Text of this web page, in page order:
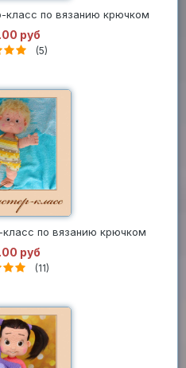
класс по вязанию крючком
руб
(5)
по вязанию крючком
руб
(11)